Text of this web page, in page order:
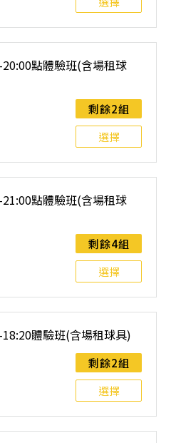
加，享受團體運動樂趣！ 如
不佳無法如期舉行，POA將視
報名完成後，如因天候因素
項，恕不退費，請參閱【報名
為您已同意上述規則。
點體驗班(含場租球
剩餘2組
選擇
加，享受團體運動樂趣！ 如
不佳無法如期舉行，POA將視
報名完成後，如因天候因素
項，恕不退費，請參閱【報名
為您已同意上述規則。
點體驗班(含場租球
剩餘4組
選擇
加，享受團體運動樂趣！ 如
不佳無法如期舉行，POA將視
報名完成後，如因天候因素
項，恕不退費，請參閱【報名
為您已同意上述規則。
體驗班(含場租球具)
剩餘2組
選擇